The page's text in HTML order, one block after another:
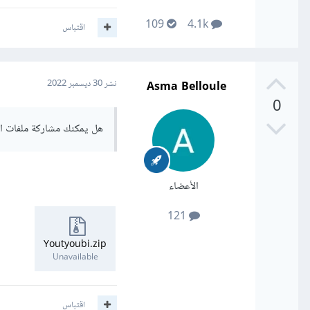
4.1k
109 اقتباس
0
Asma Belloule
الأعضاء
نشر30 ديسمبر 2022
هل يمكنك مشاركة ملفات
Youtyoubi.zip
Unavailable
اقتباس